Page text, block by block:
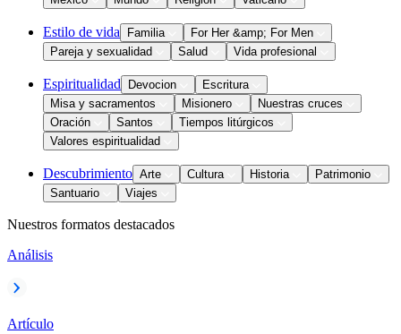
Estilo de vida Familia
For Her &amp; For Men
Pareja y sexualidad
Salud Vida profesional
Espiritualidad Devocion
Escritura
Misa y sacramentos
Misionero
Nuestras cruces
Oración
Santos
Tiempos litúrgicos
Valores espiritualidad
Descubrimiento Arte Cultura Historia
Patrimonio
Santuario
Viajes
Nuestros formatos destacados
Análisis
Artículo